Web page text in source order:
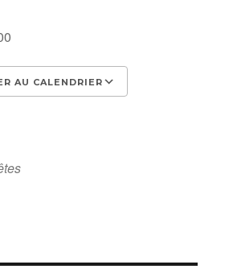
AU CALENDRIER